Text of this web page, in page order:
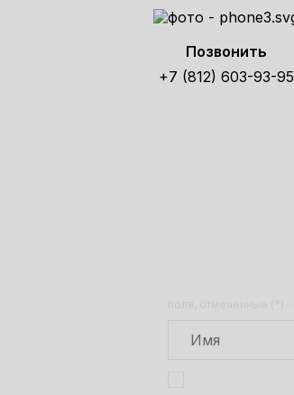
Позвонить
+7 (812) 603-93-95